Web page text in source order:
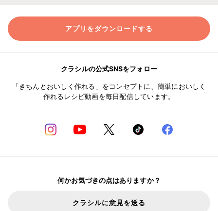
アプリをダウンロードする
クラシルの公式SNSをフォロー
「きちんとおいしく作れる」をコンセプトに、簡単においしく
作れるレシピ動画を毎日配信しています。
何かお気づきの点はありますか？
クラシルに意見を送る